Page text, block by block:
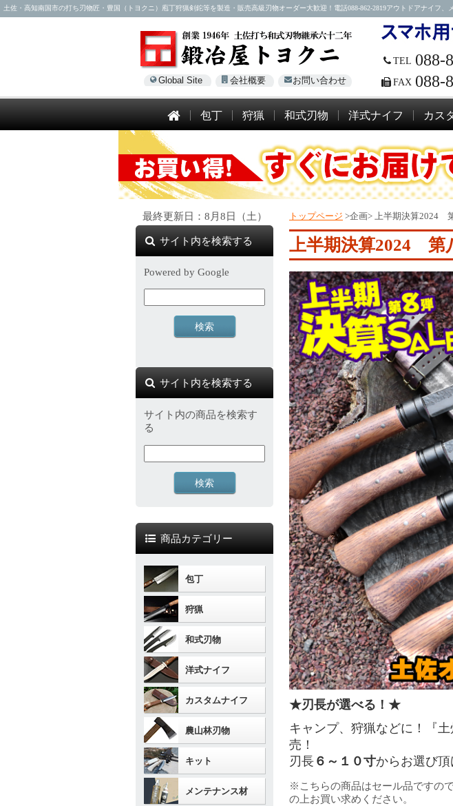
土佐・高知南国市の打ち刃物匠・豊国（トヨクニ）庖丁狩猟剣鉈等を製造・販売高級刃物オーダー大歓迎！電話088-862-2819アウトドアナイフ
Global Site 会社概要 お問い合わせ
TEL 088-
FAX 088-
包丁 狩猟 和式刃物 洋式ナイフ カス
トップページ >企画> 上半期決算2024
上半期決算2024 第
★刃長が選べる！★
キャンプ、狩猟などに！『
売！
刃長 ６～１０寸からお選び頂
※こちらの商品はセール品ですの
の上お買い求めください。
最終更新日：8月8日（土）
サイト内を検索する
Powered by Google
サイト内を検索する
サイト内の商品を検索す
る
商品カテゴリー
包丁
狩猟
和式刃物
洋式ナイフ
カスタムナイフ
農山林刃物
キット
メンテナンス材